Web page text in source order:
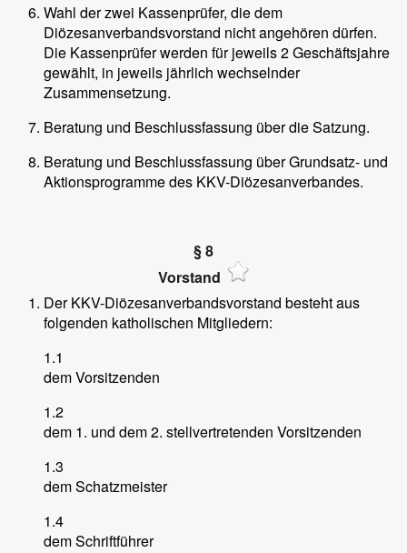
Wahl der zwei Kassenprüfer, die dem
Diözesanverbandsvorstand nicht angehören dürfen.
Die Kassenprüfer werden für jeweils 2 Geschäftsjahre
gewählt, in jeweils jährlich wechselnder
Zusammensetzung.
Beratung und Beschlussfassung über die Satzung.
Beratung und Beschlussfassung über Grundsatz- und
Aktionsprogramme des KKV-Diözesanverbandes.
§ 8
Vorstand
Der KKV-Diözesanverbandsvorstand besteht aus
folgenden katholischen Mitgliedern:
1.1
dem Vorsitzenden
1.2
dem 1. und dem 2. stellvertretenden Vorsitzenden
1.3
dem Schatzmeister
1.4
dem Schriftführer